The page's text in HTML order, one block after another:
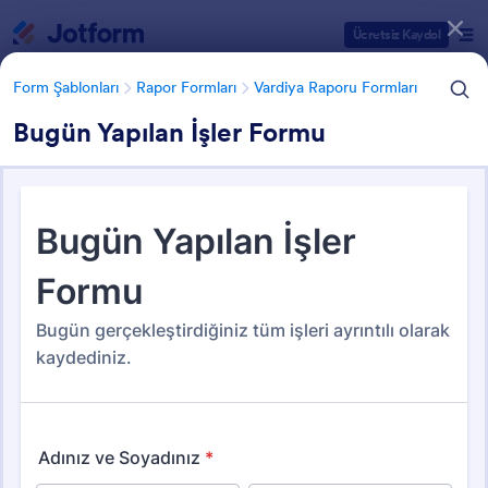
Ücretsiz Kaydol
Form Şablonları Rapor Formları Vardiya Raporu Formları
Bugün Yapılan İşler Formu
Form Şablonları Rapor Formları Vardiya Raporu Formları
Vardiya Raporu Formları
Form Şablonu Kategorileri